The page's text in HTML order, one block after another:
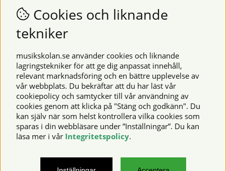
Vill du få nyheter och erbjudanden från oss? Fyll då i din e-
postadress i fältet nedan.
Säkra betalningar
© 2026 Musikskolan. Vi använder cookies -läs mer här
Cookies och liknande
tekniker
musikskolan.se använder cookies och liknande
lagringstekniker för att ge dig anpassat innehåll,
relevant marknadsföring och en bättre upplevelse av
vår webbplats. Du bekräftar att du har läst vår
cookiepolicy och samtycker till vår användning av
cookies genom att klicka på "Stäng och godkänn". Du
kan själv när som helst kontrollera vilka cookies som
sparas i din webbläsare under ”Inställningar”. Du kan
läsa mer i vår Integritetspolicy.